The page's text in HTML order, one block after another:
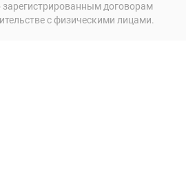
договорам
с физическими лицами.